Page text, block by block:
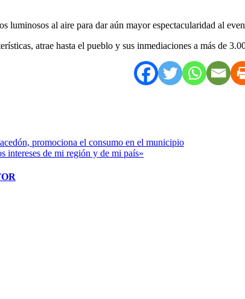
luminosos al aire para dar aún mayor espectacularidad al
atrae hasta el pueblo y sus inmediaciones a más de
promociona el consumo en el municipio
intereses de mi región y de mi país»